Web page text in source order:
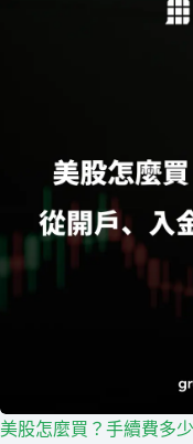
美股怎麼買？手續費多